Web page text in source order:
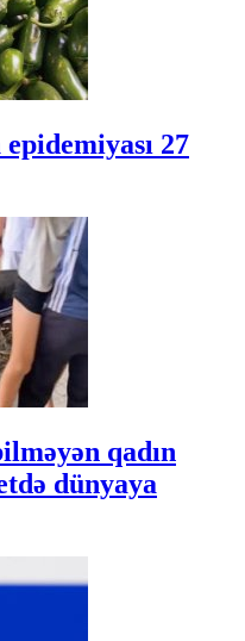
27
qadın
dünyaya